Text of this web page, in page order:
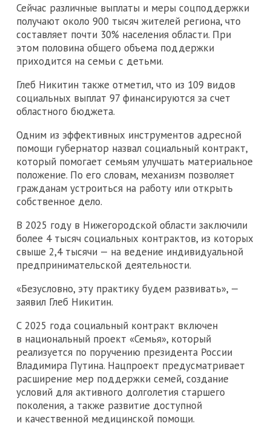
Сейчас различные выплаты и меры соцподдержки
получают около 900 тысяч жителей региона, что
составляет почти 30% населения области. При
этом половина общего объема поддержки
приходится на семьи с детьми.
Глеб Никитин также отметил, что из 109 видов
социальных выплат 97 финансируются за счет
областного бюджета.
Одним из эффективных инструментов адресной
помощи губернатор назвал социальный контракт,
который помогает семьям улучшать материальное
положение. По его словам, механизм позволяет
гражданам устроиться на работу или открыть
собственное дело.
В 2025 году в Нижегородской области заключили
более 4 тысяч социальных контрактов, из которых
свыше 2,4 тысячи — на ведение индивидуальной
предпринимательской деятельности.
«Безусловно, эту практику будем развивать», —
заявил Глеб Никитин.
С 2025 года социальный контракт включен
в национальный проект «Семья», который
реализуется по поручению президента России
Владимира Путина. Нацпроект предусматривает
расширение мер поддержки семей, создание
условий для активного долголетия старшего
поколения, а также развитие доступной
и качественной медицинской помощи.